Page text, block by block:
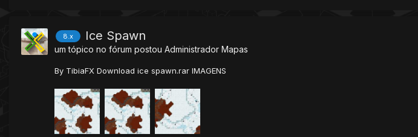
8.x Ice Spawn
um tópico no fórum postou Administrador Mapas
By TibiaFX Download ice spawn.rar IMAGENS